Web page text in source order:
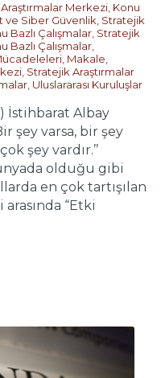
Merkezi Konu
ve Siber Güvenlik Stratejik
Bazlı Çalışmalar Stratejik
Bazlı Çalışmalar
Makale
Stratejik Araştırmalar
Uluslararası Kuruluşlar
İstihbarat Albay
şey varsa, bir şey
şey vardır.’’
olduğu gibi
en çok tartışılan
“Etki